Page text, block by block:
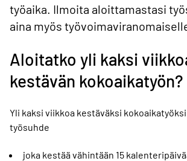
työaika. Ilmoita aloittamastasi
aina myös
Aloitatko yli kaksi
kestävän kokoaikatyön?
Yli kaksi viikkoa kestäväksi
työsuhde
joka kestää vähintään 15